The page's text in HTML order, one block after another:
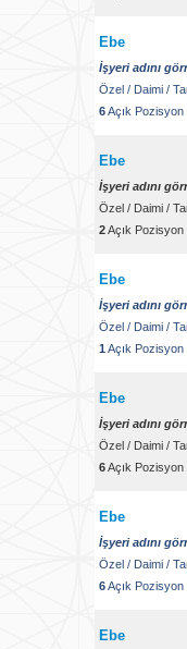
Ebe
İşyeri adını
Özel / Daimi /
6Açık Pozisyon
Ebe
İşyeri adını
Özel / Daimi /
2Açık Pozisyon
Ebe
İşyeri adını
Özel / Daimi /
1 Açık Pozisyon
Ebe
İşyeri adını
Özel / Daimi /
6Açık Pozisyon
Ebe
İşyeri adını
Özel / Daimi /
6Açık Pozisyon
Ebe